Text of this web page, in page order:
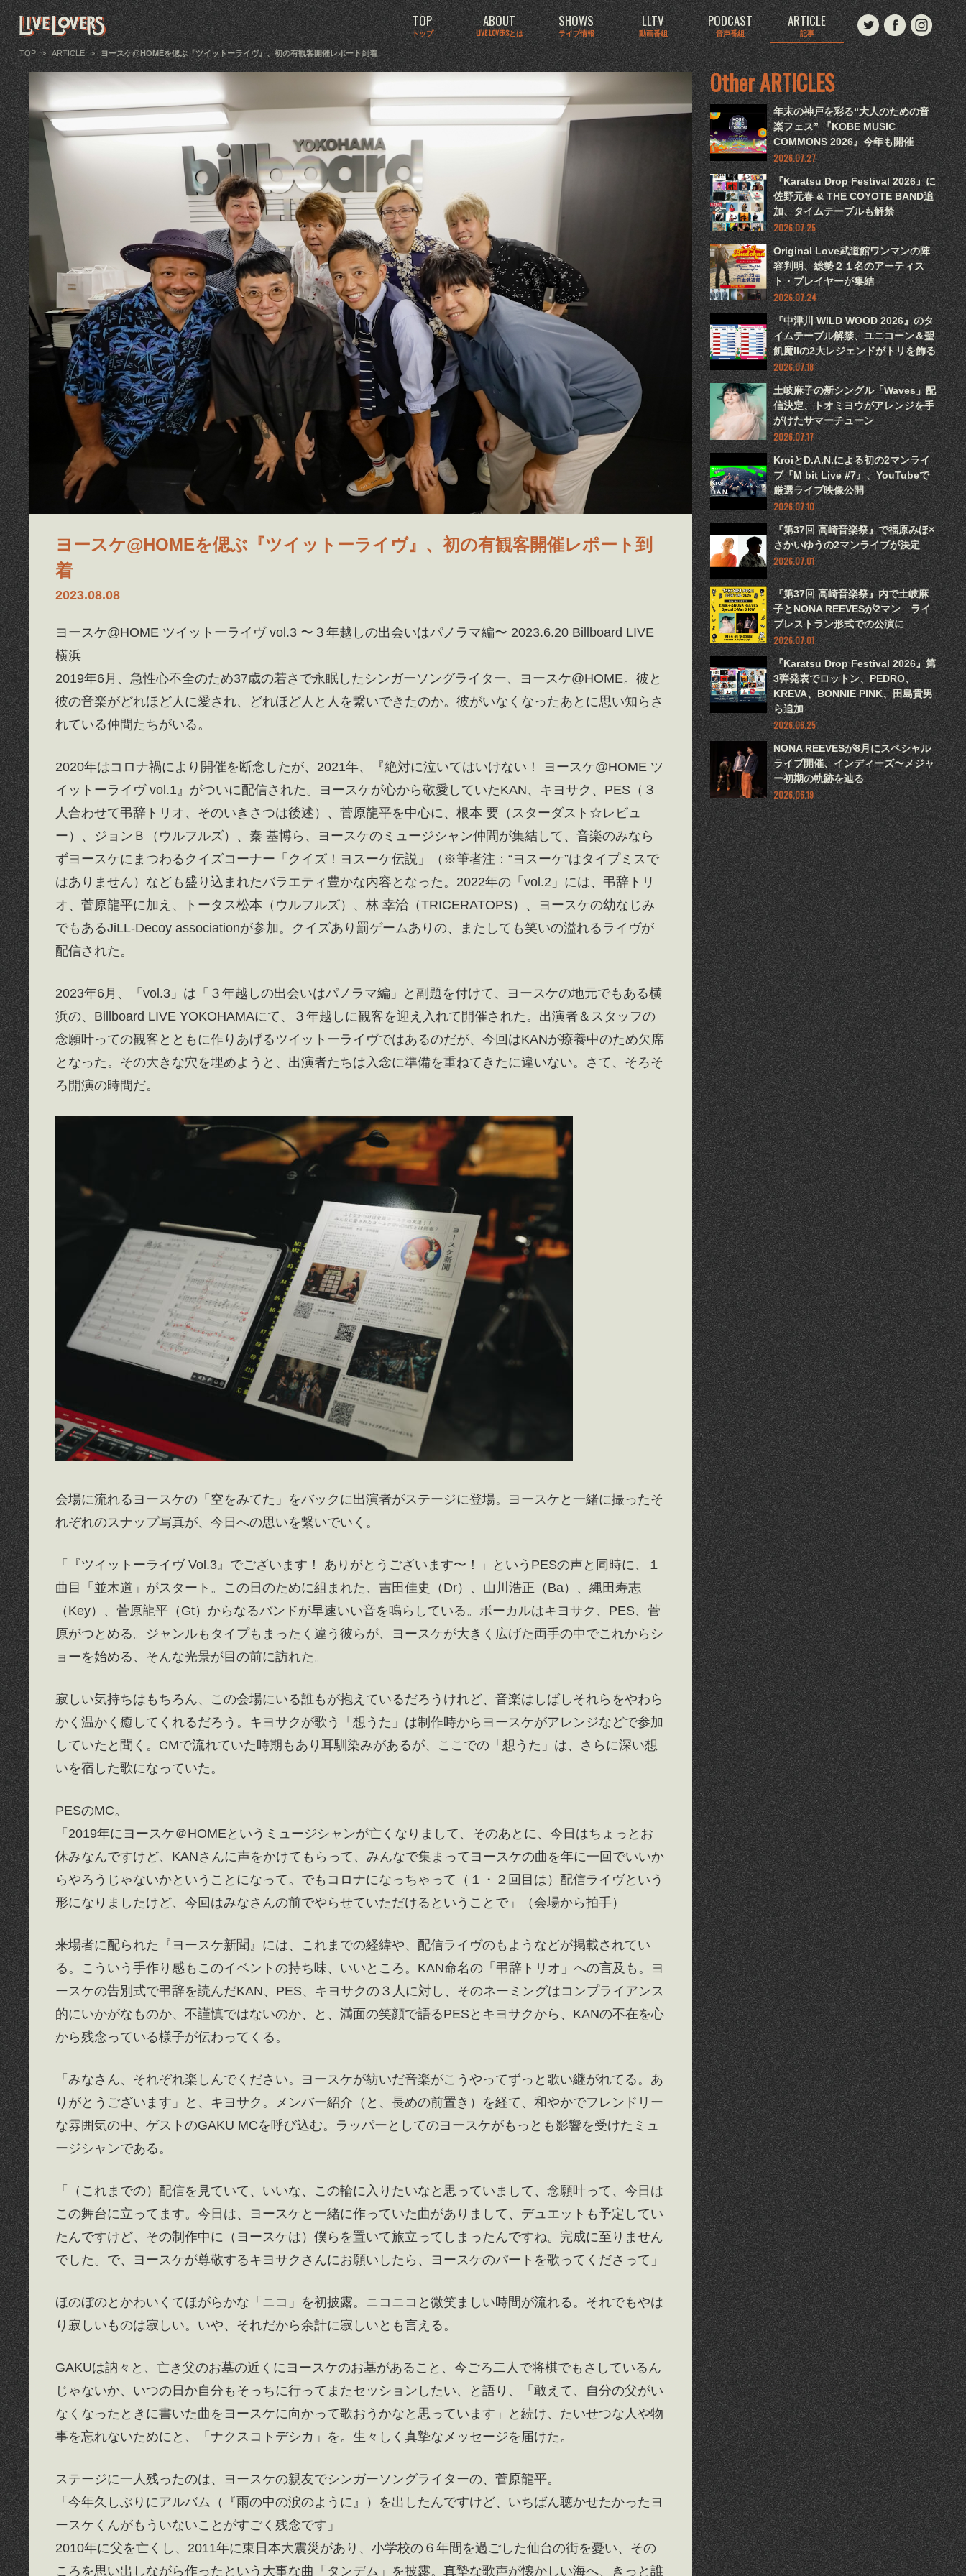
TOP
トップ
ABOUT
LIVE LOVERSとは
SHOWS
ライブ情報
LLTV
動画番組
PODCAST
音声番組
ARTICLE
記事
TOP > ARTICLE > ヨースケ@HOMEを偲ぶ『ツイットーライヴ』、初の有観客開催レポート到着
ヨースケ@HOMEを偲ぶ『ツイットーライヴ』、初の有観客開催レポート到
着
2023.08.08
ヨースケ@HOME ツイットーライヴ vol.3 〜３年越しの出会いはパノラマ編〜 2023.6.20 Billboard LIVE
横浜
2019年6月、急性心不全のため37歳の若さで永眠したシンガーソングライター、ヨースケ@HOME。彼と
彼の音楽がどれほど人に愛され、どれほど人と人を繋いできたのか。彼がいなくなったあとに思い知らさ
れている仲間たちがいる。
2020年はコロナ禍により開催を断念したが、2021年、『絶対に泣いてはいけない！ ヨースケ@HOME ツ
イットーライヴ vol.1』がついに配信された。ヨースケが心から敬愛していたKAN、キヨサク、PES（３
人合わせて弔辞トリオ、そのいきさつは後述）、菅原龍平を中心に、根本 要（スターダスト☆レビュ
ー）、ジョンＢ（ウルフルズ）、秦 基博ら、ヨースケのミュージシャン仲間が集結して、音楽のみなら
ずヨースケにまつわるクイズコーナー「クイズ！ヨスーケ伝説」（※筆者注：“ヨスーケ”はタイプミスで
はありません）なども盛り込まれたバラエティ豊かな内容となった。2022年の「vol.2」には、弔辞トリ
オ、菅原龍平に加え、トータス松本（ウルフルズ）、林 幸治（TRICERATOPS）、ヨースケの幼なじみ
でもあるJiLL-Decoy associationが参加。クイズあり罰ゲームありの、またしても笑いの溢れるライヴが
配信された。
2023年6月、「vol.3」は「３年越しの出会いはパノラマ編」と副題を付けて、ヨースケの地元でもある横
浜の、Billboard LIVE YOKOHAMAにて、３年越しに観客を迎え入れて開催された。出演者＆スタッフの
念願叶っての観客とともに作りあげるツイットーライヴではあるのだが、今回はKANが療養中のため欠席
となった。その大きな穴を埋めようと、出演者たちは入念に準備を重ねてきたに違いない。さて、そろそ
ろ開演の時間だ。
会場に流れるヨースケの「空をみてた」をバックに出演者がステージに登場。ヨースケと一緒に撮ったそ
れぞれのスナップ写真が、今日への思いを繋いでいく。
「『ツイットーライヴ Vol.3』でございます！ ありがとうございます〜！」というPESの声と同時に、１
曲目「並木道」がスタート。この日のために組まれた、吉田佳史（Dr）、山川浩正（Ba）、縄田寿志
（Key）、菅原龍平（Gt）からなるバンドが早速いい音を鳴らしている。ボーカルはキヨサク、PES、菅
原がつとめる。ジャンルもタイプもまったく違う彼らが、ヨースケが大きく広げた両手の中でこれからシ
ョーを始める、そんな光景が目の前に訪れた。
寂しい気持ちはもちろん、この会場にいる誰もが抱えているだろうけれど、音楽はしばしそれらをやわら
かく温かく癒してくれるだろう。キヨサクが歌う「想うた」は制作時からヨースケがアレンジなどで参加
していたと聞く。CMで流れていた時期もあり耳馴染みがあるが、ここでの「想うた」は、さらに深い想
いを宿した歌になっていた。
PESのMC。
「2019年にヨースケ＠HOMEというミュージシャンが亡くなりまして、そのあとに、今日はちょっとお
休みなんですけど、KANさんに声をかけてもらって、みんなで集まってヨースケの曲を年に一回でいいか
らやろうじゃないかということになって。でもコロナになっちゃって（１・２回目は）配信ライヴという
形になりましたけど、今回はみなさんの前でやらせていただけるということで」（会場から拍手）
来場者に配られた『ヨースケ新聞』には、これまでの経緯や、配信ライヴのもようなどが掲載されてい
る。こういう手作り感もこのイベントの持ち味、いいところ。KAN命名の「弔辞トリオ」への言及も。ヨ
ースケの告別式で弔辞を読んだKAN、PES、キヨサクの３人に対し、そのネーミングはコンプライアンス
的にいかがなものか、不謹慎ではないのか、と、満面の笑顔で語るPESとキヨサクから、KANの不在を心
から残念っている様子が伝わってくる。
「みなさん、それぞれ楽しんでください。ヨースケが紡いだ音楽がこうやってずっと歌い継がれてる。あ
りがとうございます」と、キヨサク。メンバー紹介（と、長めの前置き）を経て、和やかでフレンドリー
な雰囲気の中、ゲストのGAKU MCを呼び込む。ラッパーとしてのヨースケがもっとも影響を受けたミュ
ージシャンである。
「（これまでの）配信を見ていて、いいな、この輪に入りたいなと思っていまして、念願叶って、今日は
この舞台に立ってます。今日は、ヨースケと一緒に作っていた曲がありまして、デュエットも予定してい
たんですけど、その制作中に（ヨースケは）僕らを置いて旅立ってしまったんですね。完成に至りません
でした。で、ヨースケが尊敬するキヨサクさんにお願いしたら、ヨースケのパートを歌ってくださって」
ほのぼのとかわいくてほがらかな「ニコ」を初披露。ニコニコと微笑ましい時間が流れる。それでもやは
り寂しいものは寂しい。いや、それだから余計に寂しいとも言える。
GAKUは訥々と、亡き父のお墓の近くにヨースケのお墓があること、今ごろ二人で将棋でもさしているん
じゃないか、いつの日か自分もそっちに行ってまたセッションしたい、と語り、「敢えて、自分の父がい
なくなったときに書いた曲をヨースケに向かって歌おうかなと思っています」と続け、たいせつな人や物
事を忘れないためにと、「ナクスコトデシカ」を。生々しく真摯なメッセージを届けた。
ステージに一人残ったのは、ヨースケの親友でシンガーソングライターの、菅原龍平。
「今年久しぶりにアルバム（『雨の中の涙のように』）を出したんですけど、いちばん聴かせたかったヨ
ースケくんがもういないことがすごく残念です」
2010年に父を亡くし、2011年に東日本大震災があり、小学校の６年間を過ごした仙台の街を憂い、その
ころを思い出しながら作ったという大事な曲「タンデム」を披露。真摯な歌声が懐かしい海へ、きっと誰
Other ARTICLES
年末の神戸を彩る“大人のための音
楽フェス” 『KOBE MUSIC
COMMONS 2026』今年も開催
2026.07.27
『Karatsu Drop Festival 2026』に
佐野元春 & THE COYOTE BAND追
加、タイムテーブルも解禁
2026.07.25
Original Love武道館ワンマンの陣
容判明、総勢２１名のアーティス
ト・プレイヤーが集結
2026.07.24
『中津川 WILD WOOD 2026』のタ
イムテーブル解禁、ユニコーン＆聖
飢魔IIの2大レジェンドがトリを飾る
2026.07.18
土岐麻子の新シングル「Waves」配
信決定、トオミヨウがアレンジを手
がけたサマーチューン
2026.07.17
KroiとD.A.N.による初の2マンライ
ブ『M bit Live #7』、YouTubeで
厳選ライブ映像公開
2026.07.10
『第37回 高崎音楽祭』で福原みほ×
さかいゆうの2マンライブが決定
2026.07.01
『第37回 高崎音楽祭』内で土岐麻
子とNONA REEVESが2マン ライ
ブレストラン形式での公演に
2026.07.01
『Karatsu Drop Festival 2026』第
3弾発表でロットン、PEDRO、
KREVA、BONNIE PINK、田島貴男
ら追加
2026.06.25
NONA REEVESが8月にスペシャル
ライブ開催、インディーズ〜メジャ
ー初期の軌跡を辿る
2026.06.19